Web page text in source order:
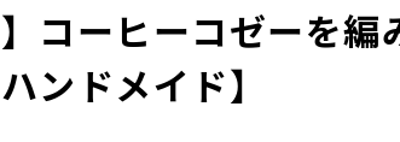
コーヒーコゼーを編
ンドメイド】